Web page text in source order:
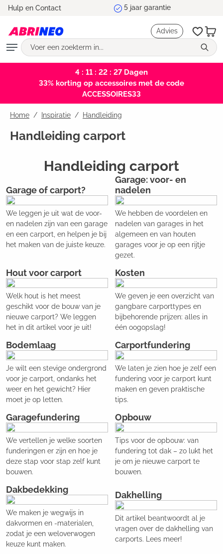
Hulp en Contact
Marktleider en testwinnaar
Advies
4 : 11 : 22 : 26Dagen
33% korting op accessoires met de code
ACCESSOIRES33
Home Inspiratie / Handleiding
Handleiding carport
Handleiding carport
Garage of carport?
We leggen je uit wat de voor-
en nadelen zijn van een garage
en een carport, en helpen je bij
het maken van de juiste keuze.
Garage: voor- en
nadelen
We hebben de voordelen en
nadelen van garages in het
algemeen en van houten
garages voor je op een rijtje
gezet.
Hout voor carport
Welk hout is het meest
geschikt voor de bouw van je
nieuwe carport? We leggen
het in dit artikel voor je uit!
Kosten
We geven je een overzicht van
gangbare carporttypes en
bijbehorende prijzen: alles in
één oogopslag!
Bodemlaag
Je wilt een stevige ondergrond
voor je carport, ondanks het
weer en het gewicht? Hier
moet je op letten.
Carportfundering
We laten je zien hoe je zelf een
fundering voor je carport kunt
maken en geven praktische
tips.
Garagefundering
We vertellen je welke soorten
funderingen er zijn en hoe je
deze stap voor stap zelf kunt
bouwen.
Opbouw
Tips voor de opbouw: van
fundering tot dak – zo lukt het
je om je nieuwe carport te
bouwen.
Dakbedekking
We maken je wegwijs in
dakvormen en -materialen,
zodat je een weloverwogen
keuze kunt maken.
Dakhelling
Dit artikel beantwoordt al je
vragen over de dakhelling van
carports. Lees meer!